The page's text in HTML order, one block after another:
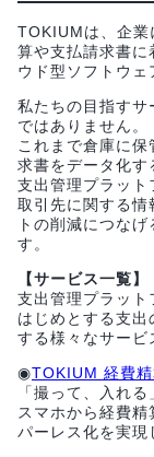
TOKIUMは、企業
算や支払請求書に
ウド型ソフトウェ
私たちの目指すサ
ではありません。
これまで倉庫に
求書をデータ化す
支出管理プラット
取引先に関する情
トの削減につな
す。
【サービス一覧】
支出管理プラッ
はじめとする支
する様々なサービ
◉TOKIUM 経費
「撮って、入れ
スマホから経費
パーレス化を実現